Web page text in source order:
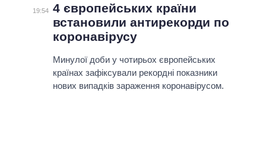
ПОДІЇ
СТАТТІ
ДУМКИ
ОГЛЯДИ
ДАЙДЖЕСТИ
ЕКОНОМІКА
СУСПІЛЬСТВО
ПОЛIТИКИ
УСІ ПОЛІТИКИ
ПРЕЗИДЕНТ І ОФІС
ВЕРХОВНА РАДА
ІНФОГРАФІКА
ВІДЕО
ПІДТРИМАТИ
19:54 4 європейських країни
встановили антирекорди по
коронавірусу
Минулої доби у чотирьох європейських
країнах зафіксували рекордні показники
нових випадків зараження коронавірусом.